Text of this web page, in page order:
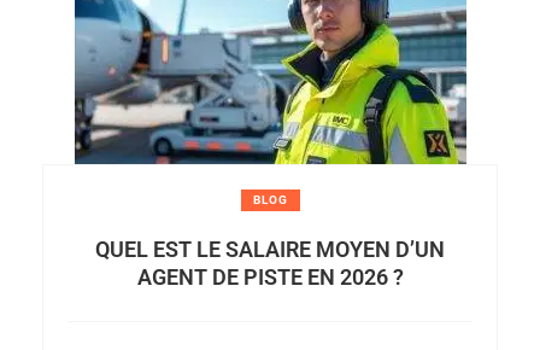
BLOG
QUEL EST LE SALAIRE MOYEN D’UN
AGENT DE PISTE EN 2026 ?